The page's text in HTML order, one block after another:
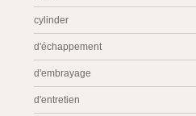
cylinder
d'échappement
d'embrayage
d'entretien